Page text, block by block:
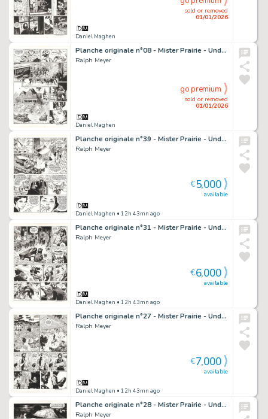
Daniel Maghen
sold or removed
01/01/2026
Planche originale n°08 - Mister Prairie - Undertaker
Ralph Meyer
Daniel Maghen
sold or removed
01/01/2026
go premium
Planche originale n°39 - Mister Prairie - Undertaker
Ralph Meyer
Daniel Maghen • 12h 43mn ago
available
€5,000
Planche originale n°31 - Mister Prairie - Undertaker
Ralph Meyer
Daniel Maghen • 12h 43mn ago
available
€6,000
Planche originale n°27 - Mister Prairie - Undertaker
Ralph Meyer
Daniel Maghen • 12h 43mn ago
available
€7,000
Planche originale n°28 - Mister Prairie - Undertaker
Ralph Meyer